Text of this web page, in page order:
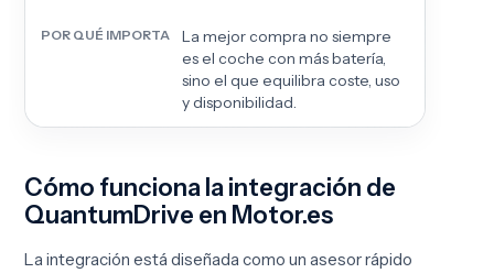
La mejor compra no siempre
es el coche con más batería,
sino el que equilibra coste, uso
y disponibilidad.
Cómo funciona la integración de
QuantumDrive en Motor.es
La integración está diseñada como un asesor rápido